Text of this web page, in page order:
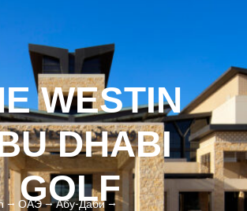
WESTIN
DHABI
GOLF
ОАЭ
Абу-Даби